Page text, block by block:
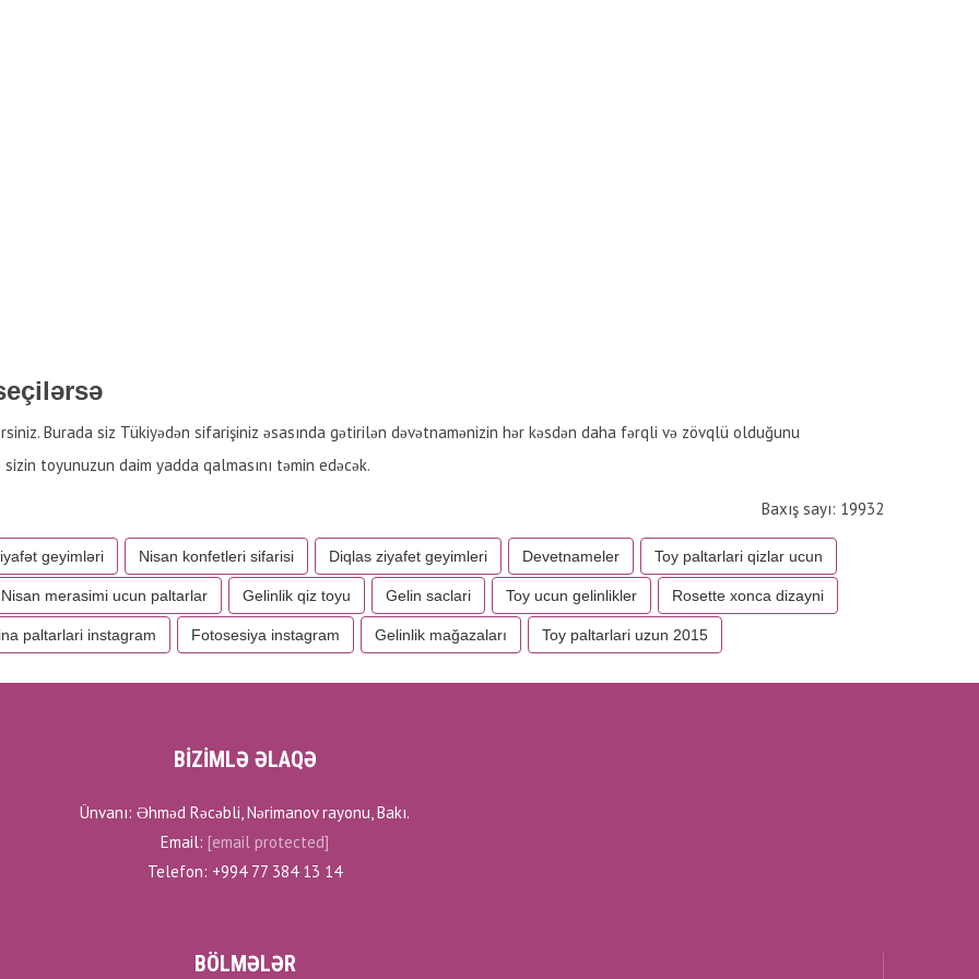
Burada siz Tükiyədən sifarişiniz əsasında gətirilən dəvətnamənizin hər kəsdən daha fərqli və zövqlü olduğunu
toyunuzun daim yadda qalmasını təmin edəcək.
Baxış sayı: 19932
geyimləri Nisan konfetleri sifarisi Diqlas ziyafet geyimleri Devetnameler Toy paltarlari qizlar ucun
Nisan merasimi ucun paltarlar Gelinlik qiz toyu Gelin saclari Toy ucun gelinlikler Rosette xonca dizayni
paltarlari instagram Fotosesiya instagram Gelinlik mağazaları Toy paltarlari uzun 2015
BİZİMLƏ ƏLAQƏ
Ünvanı: Əhməd Rəcəbli, Nərimanov rayonu, Bakı.
Email: [email protected]
Telefon: +994 77 384 13 14
BÖLMƏLƏR